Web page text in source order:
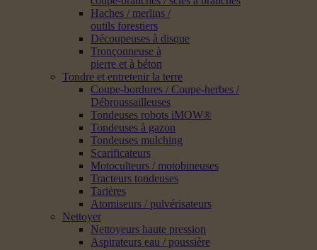
Haches / merlins /
outils forestiers
Découpeuses à disque
Tronçonneuse à
pierre et à béton
Tondre et entretenir la terre
Coupe-bordures / Coupe-herbes /
Débroussailleuses
Tondeuses robots iMOW®
Tondeuses à gazon
Tondeuses mulching
Scarificateurs
Motoculteurs / motobineuses
Tracteurs tondeuses
Tarières
Atomiseurs / pulvérisateurs
Nettoyer
Nettoyeurs haute pression
Aspirateurs eau / poussière